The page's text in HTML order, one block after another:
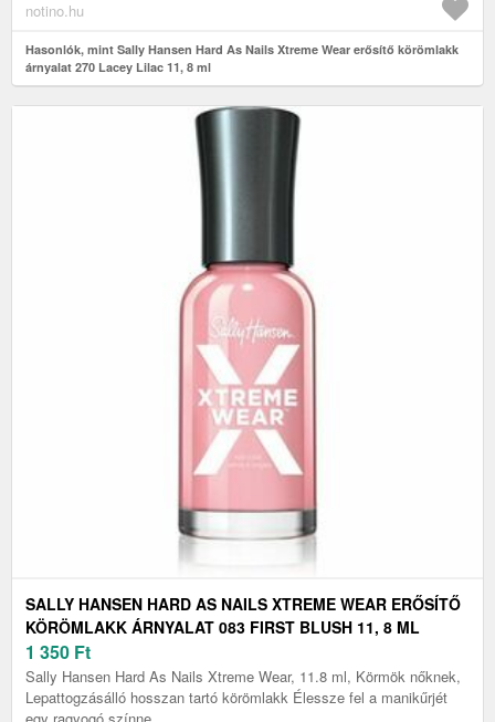
notino.hu
Hasonlók, mint Sally Hansen Hard As Nails Xtreme Wear erősítő körömlakk
árnyalat 270 Lacey Lilac 11, 8 ml
SALLY HANSEN HARD AS NAILS XTREME WEAR ERŐSÍTŐ
KÖRÖMLAKK ÁRNYALAT 083 FIRST BLUSH 11, 8 ML
1 350 Ft
Sally Hansen Hard As Nails Xtreme Wear, 11.8 ml, Körmök nőknek,
Lepattogzásálló hosszan tartó körömlakk Élessze fel a manikűrjét